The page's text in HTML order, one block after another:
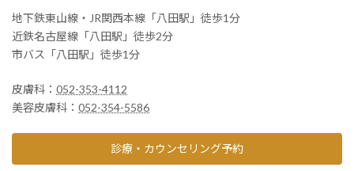
地下鉄東山線・JR関西本線「八田駅」徒歩1分
近鉄名古屋線「八田駅」徒歩2分
市バス「八田駅」徒歩1分
皮膚科： 052-353-4112
美容皮膚科： 052-354-5586
診療・カウンセリング予約